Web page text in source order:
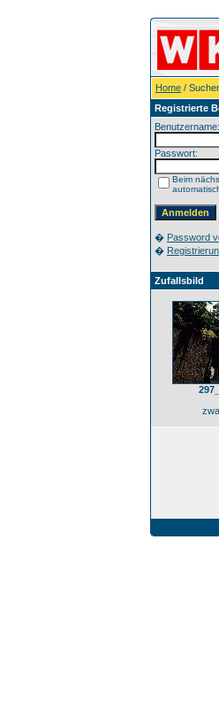
Home /
Registrierte
Benutzername:
Passwort:
Beim
� Password
�
Zufallsbild